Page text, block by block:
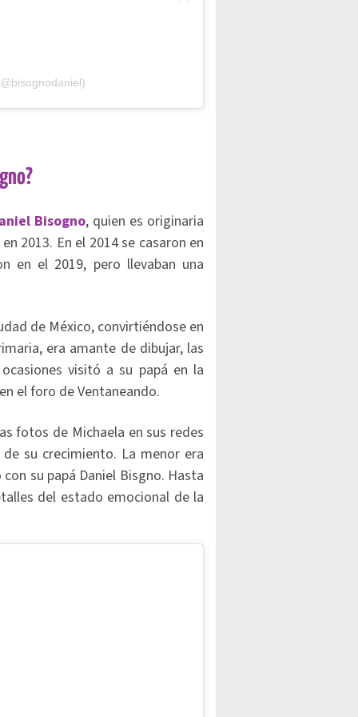
Bisogno, quien es originaria
2013. En el 2014 se casaron en
en el 2019, pero llevaban una
de México, convirtiéndose en
era amante de dibujar, las
visitó a su papá en la
el foro de Ventaneando.
fotos de Michaela en sus redes
su crecimiento. La menor era
su papá Daniel Bisgno. Hasta
del estado emocional de la